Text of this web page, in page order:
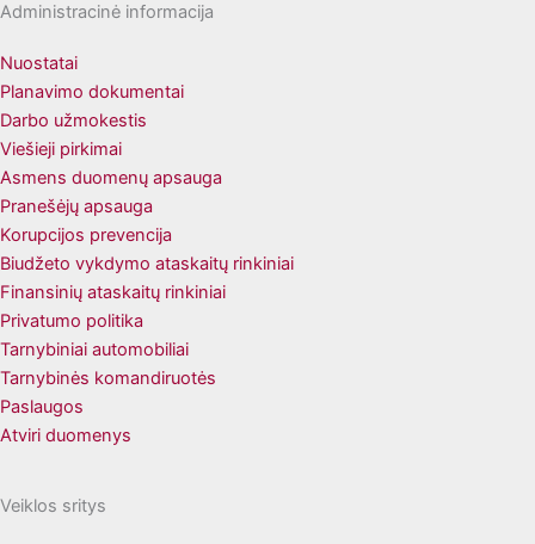
Administracinė informacija
Nuostatai
Planavimo dokumentai
Darbo užmokestis
Viešieji pirkimai
Asmens duomenų apsauga
Pranešėjų apsauga
Korupcijos prevencija
Biudžeto vykdymo ataskaitų rinkiniai
Finansinių ataskaitų rinkiniai
Privatumo politika
Tarnybiniai automobiliai
Tarnybinės komandiruotės
Paslaugos
Atviri duomenys
Veiklos sritys